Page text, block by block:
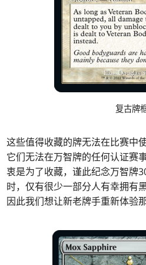
复古牌
这些值得收藏的牌无法在比赛中
它们无法在万智牌的任何认证赛
衷是为了收藏，谨此纪念万智牌
时，仅有很少一部分人有幸拥有
因此我们想让新老牌手重新体验